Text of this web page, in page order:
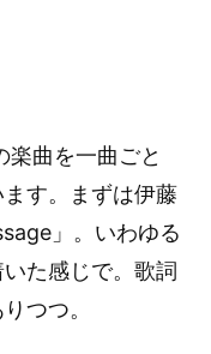
曲を一曲ごと
す。まずは伊藤
」。いわゆる
た感じで。歌詞
つつ。